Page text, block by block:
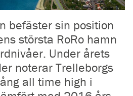
befäster sin position
största RoRo hamn
Under årets
noterar Trelleborgs
all time high i